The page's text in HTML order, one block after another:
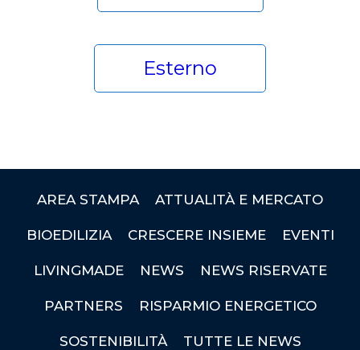
Esterno
AREA STAMPA ATTUALITÀ E MERCATO
BIOEDILIZIA CRESCERE INSIEME EVENTI
LIVINGMADE NEWS NEWS RISERVATE
PARTNERS RISPARMIO ENERGETICO
SOSTENIBILITÀ TUTTE LE NEWS